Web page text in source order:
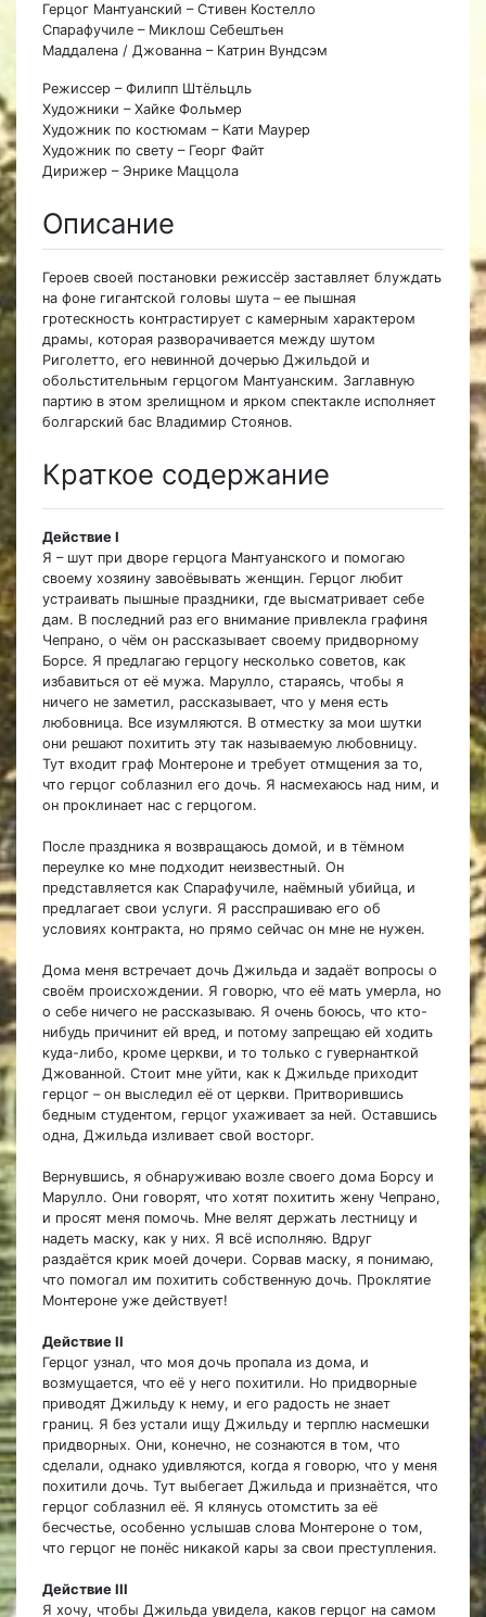
Герцог Мантуанский – Стивен Костелло
Спарафучиле – Миклош Себештьен
Маддалена / Джованна – Катрин Вундсэм
Режиссер – Филипп Штёльцль
Художники – Хайке Фольмер
Художник по костюмам – Кати Маурер
Художник по свету – Георг Файт
Дирижер – Энрике Маццола
Описание
Героев своей постановки режиссёр заставляет блуждать
на фоне гигантской головы шута – ее пышная
гротескность контрастирует с камерным характером
драмы, которая разворачивается между шутом
Риголетто, его невинной дочерью Джильдой и
обольстительным герцогом Мантуанским. Заглавную
партию в этом зрелищном и ярком спектакле исполняет
болгарский бас Владимир Стоянов.
Краткое содержание
Действие I
Я – шут при дворе герцога Мантуанского и помогаю
своему хозяину завоёвывать женщин. Герцог любит
устраивать пышные праздники, где высматривает себе
дам. В последний раз его внимание привлекла графиня
Чепрано, о чём он рассказывает своему придворному
Борсе. Я предлагаю герцогу несколько советов, как
избавиться от её мужа. Марулло, стараясь, чтобы я
ничего не заметил, рассказывает, что у меня есть
любовница. Все изумляются. В отместку за мои шутки
они решают похитить эту так называемую любовницу.
Тут входит граф Монтероне и требует отмщения за то,
что герцог соблазнил его дочь. Я насмехаюсь над ним, и
он проклинает нас с герцогом.
После праздника я возвращаюсь домой, и в тёмном
переулке ко мне подходит неизвестный. Он
представляется как Спарафучиле, наёмный убийца, и
предлагает свои услуги. Я расспрашиваю его об
условиях контракта, но прямо сейчас он мне не нужен.
Дома меня встречает дочь Джильда и задаёт вопросы о
своём происхождении. Я говорю, что её мать умерла, но
о себе ничего не рассказываю. Я очень боюсь, что кто-
нибудь причинит ей вред, и потому запрещаю ей ходить
куда-либо, кроме церкви, и то только с гувернанткой
Джованной. Стоит мне уйти, как к Джильде приходит
герцог – он выследил её от церкви. Притворившись
бедным студентом, герцог ухаживает за ней. Оставшись
одна, Джильда изливает свой восторг.
Вернувшись, я обнаруживаю возле своего дома Борсу и
Марулло. Они говорят, что хотят похитить жену Чепрано,
и просят меня помочь. Мне велят держать лестницу и
надеть маску, как у них. Я всё исполняю. Вдруг
раздаётся крик моей дочери. Сорвав маску, я понимаю,
что помогал им похитить собственную дочь. Проклятие
Монтероне уже действует!
Действие II
Герцог узнал, что моя дочь пропала из дома, и
возмущается, что её у него похитили. Но придворные
приводят Джильду к нему, и его радость не знает
границ. Я без устали ищу Джильду и терплю насмешки
придворных. Они, конечно, не сознаются в том, что
сделали, однако удивляются, когда я говорю, что у меня
похитили дочь. Тут выбегает Джильда и признаётся, что
герцог соблазнил её. Я клянусь отомстить за её
бесчестье, особенно услышав слова Монтероне о том,
что герцог не понёс никакой кары за свои преступления.
Действие III
Я хочу, чтобы Джильда увидела, каков герцог на самом